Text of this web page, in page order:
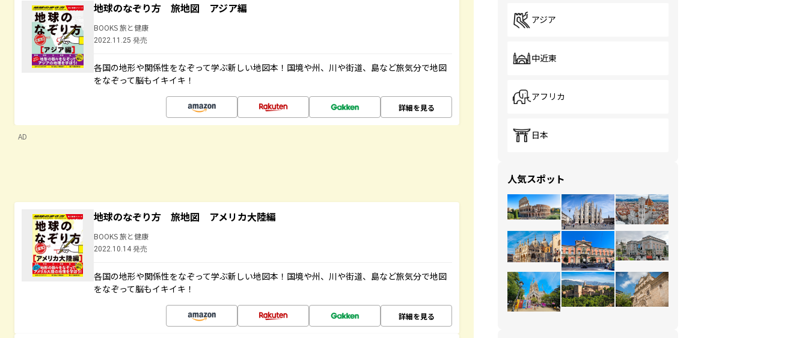
地球のなぞり方 旅地図 アジア編
BOOKS 旅と健康
2022.11.25 発売
各国の地形や関係性をなぞって学ぶ新しい地図本！国境や州、川や街道、島など旅気分で地図
をなぞって脳もイキイキ！
詳細を見る
AD
地球のなぞり方 旅地図 アメリカ大陸編
BOOKS 旅と健康
2022.10.14 発売
各国の地形や関係性をなぞって学ぶ新しい地図本！国境や州、川や街道、島など旅気分で地図
をなぞって脳もイキイキ！
詳細を見る
アジア
中近東
アフリカ
日本
人気スポット